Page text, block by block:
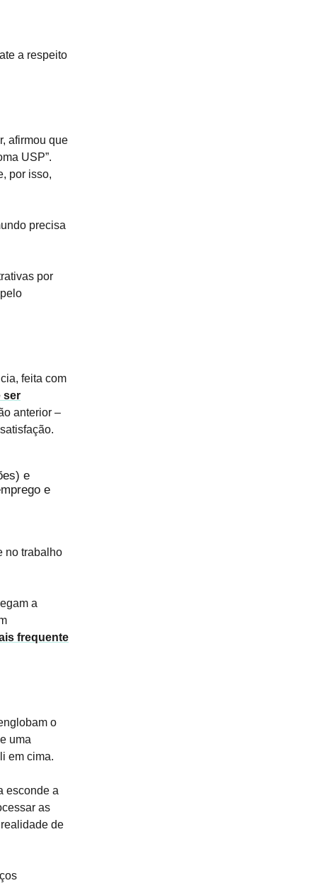
a respeito
afirmou que
USP”.
por isso,
precisa
por
feita com
ser
anterior –
e
e
no trabalho
a
frequente
o
uma
em cima.
esconde a
as
de